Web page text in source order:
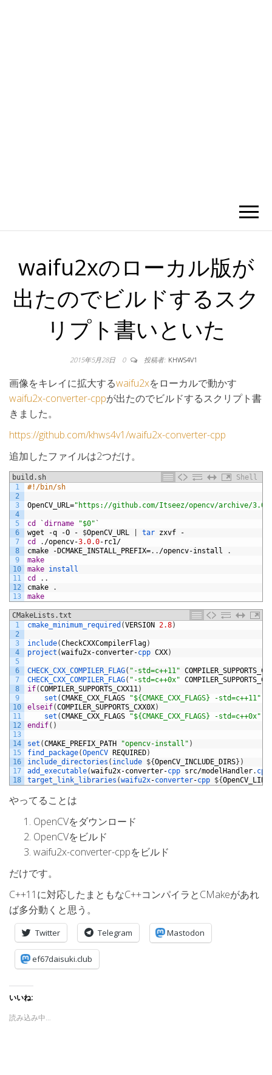
waifu2xのローカル版が
出たのでビルドするスク
リプト書いといた
2015年5月28日 0 投稿者: KHWS4V1
画像をキレイに拡大するwaifu2xをローカルで動かす
waifu2x-converter-cppが出たのでビルドするスクリプト書
きました。
https://github.com/khws4v1/waifu2x-converter-cpp
追加したファイルは2つだけ。
build.sh
Shell
1
2
3
4
5
6
7
8
9
10
11
12
13
#!/bin/sh
OpenCV_URL="https://github.com/Itseez/opencv/archive/
cd `dirname "$0" `
wget
-q -O - $OpenCV_URL tar zxvf
-
cd
. /opencv-3.0.0- rc1/
cmake
- DCMAKE_INSTALL_PREFIX=. . /opencv-install
.
make
make install
cd
. .
cmake
.
make
CMakeLists.txt
1
2
3
4
5
6
7
8
9
10
11
12
13
14
15
16
17
18
cmake_minimum_required (VERSION 2.8)
include(CheckCXXCompilerFlag)
project (waifu2x-converter-cpp CXX)
CHECK_CXX_COMPILER_FLAG( "-std=c++11"
CHECK_CXX_COMPILER_FLAG( "-std=c++0x"
if(COMPILER_SUPPORTS_CXX11)
set (CMAKE_CXX_FLAGS "${CMAKE_CXX_FLAGS} -std=c++11"
elseif(COMPILER_SUPPORTS_CXX0X)
set (CMAKE_CXX_FLAGS "${CMAKE_CXX_FLAGS} -std=c++0x"
endif( )
set (CMAKE_PREFIX_PATH "opencv-install" )
find_package(OpenCV REQUIRED)
include_directories ( include ${OpenCV_INCLUDE_DIRS} )
add_executable(waifu2x-converter-cpp src/modelHandler.
target_link_libraries (waifu2x-converter-cpp ${OpenCV_LIBS
やってることは
OpenCVをダウンロード
OpenCVをビルド
waifu2x-converter-cppをビルド
だけです。
C++11に対応したまともなC++コンパイラとCMakeがあれ
ば多分動くと思う。
Twitter Telegram Mastodon
ef67daisuki.club
いいね:
読み込み中…